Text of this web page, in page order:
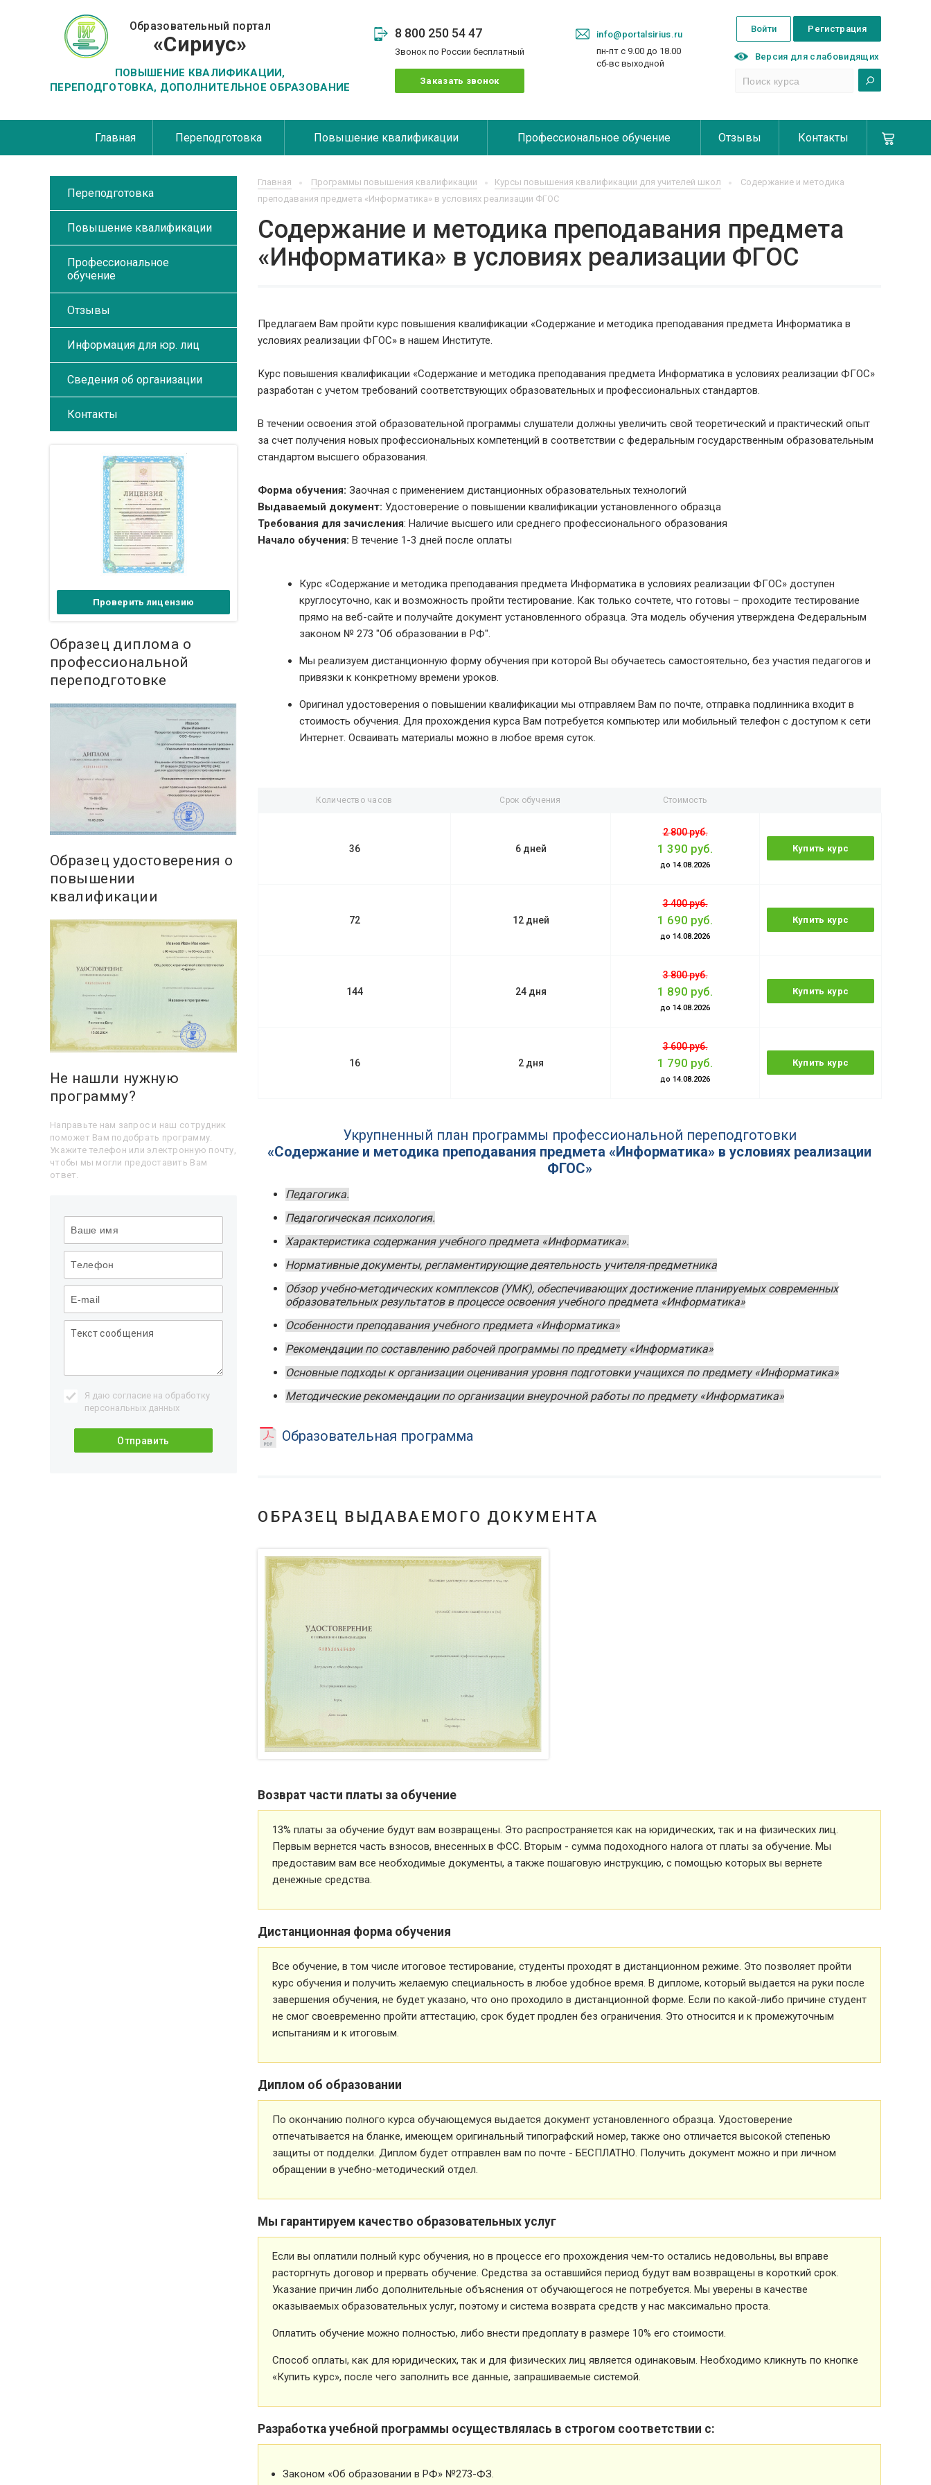
Образовательный портал
«Сириус»
ПОВЫШЕНИЕ КВАЛИФИКАЦИИ,
ПЕРЕПОДГОТОВКА, ДОПОЛНИТЕЛЬНОЕ ОБРАЗОВАНИЕ
8 800 250 54 47
Звонок по России бесплатный
Заказать звонок
info@portalsirius.ru
пн-пт с 9.00 до 18.00
сб-вс выходной
Регистрация
Войти
Версия для слабовидящих
Главная Переподготовка Повышение квалификации Профессиональное обучение Отзывы Контакты
Главная Программы повышения квалификации Курсы повышения квалификации для учителей школ
Содержание и методика
преподавания предмета «Информатика» в условиях реализации ФГОС
Содержание и методика преподавания предмета
«Информатика» в условиях реализации ФГОС
Предлагаем Вам пройти курс повышения квалификации «Содержание и методика преподавания предмета Информатика в
условиях реализации ФГОС» в нашем Институте.
Курс повышения квалификации «Содержание и методика преподавания предмета Информатика в условиях реализации ФГОС»
разработан с учетом требований соответствующих образовательных и профессиональных стандартов.
В течении освоения этой образовательной программы слушатели должны увеличить свой теоретический и практический опыт
за счет получения новых профессиональных компетенций в соответствии с федеральным государственным образовательным
стандартом высшего образования.
Форма обучения: Заочная с применением дистанционных образовательных технологий
Выдаваемый документ: Удостоверение о повышении квалификации установленного образца
Требования для зачисления: Наличие высшего или среднего профессионального образования
Начало обучения: В течение 1-3 дней после оплаты
Курс «Содержание и методика преподавания предмета Информатика в условиях реализации ФГОС» доступен
круглосуточно, как и возможность пройти тестирование. Как только сочтете, что готовы – проходите тестирование
прямо на веб-сайте и получайте документ установленного образца. Эта модель обучения утверждена Федеральным
законом № 273 "Об образовании в РФ".
Мы реализуем дистанционную форму обучения при которой Вы обучаетесь самостоятельно, без участия педагогов и
привязки к конкретному времени уроков.
Оригинал удостоверения о повышении квалификации мы отправляем Вам по почте, отправка подлинника входит в
стоимость обучения. Для прохождения курса Вам потребуется компьютер или мобильный телефон с доступом к сети
Интернет. Осваивать материалы можно в любое время суток.
Количество часов Срок обучения Стоимость
36 6 дней
2 800 руб.
1 390 руб.
до 14.08.2026
Купить курс
72 12 дней
3 400 руб.
1 690 руб.
до 14.08.2026
Купить курс
144 24 дня
3 800 руб.
1 890 руб.
до 14.08.2026
Купить курс
16 2 дня
3 600 руб.
1 790 руб.
до 14.08.2026
Купить курс
Укрупненный план программы профессиональной переподготовки
«Содержание и методика преподавания предмета «Информатика» в условиях реализации
ФГОС»
Педагогика.
Педагогическая психология.
Характеристика содержания учебного предмета «Информатика».
Нормативные документы, регламентирующие деятельность учителя-предметника
Обзор учебно-методических комплексов (УМК), обеспечивающих достижение планируемых современных
образовательных результатов в процессе освоения учебного предмета «Информатика»
Особенности преподавания учебного предмета «Информатика»
Рекомендации по составлению рабочей программы по предмету «Информатика»
Основные подходы к организации оценивания уровня подготовки учащихся по предмету «Информатика»
Методические рекомендации по организации внеурочной работы по предмету «Информатика»
Образовательная программа
ОБРАЗЕЦ ВЫДАВАЕМОГО ДОКУМЕНТА
Возврат части платы за обучение
13% платы за обучение будут вам возвращены. Это распространяется как на юридических, так и на физических лиц.
Первым вернется часть взносов, внесенных в ФСС. Вторым - сумма подоходного налога от платы за обучение. Мы
предоставим вам все необходимые документы, а также пошаговую инструкцию, с помощью которых вы вернете
денежные средства.
Дистанционная форма обучения
Все обучение, в том числе итоговое тестирование, студенты проходят в дистанционном режиме. Это позволяет пройти
курс обучения и получить желаемую специальность в любое удобное время. В дипломе, который выдается на руки после
завершения обучения, не будет указано, что оно проходило в дистанционной форме. Если по какой-либо причине студент
не смог своевременно пройти аттестацию, срок будет продлен без ограничения. Это относится и к промежуточным
испытаниям и к итоговым.
Диплом об образовании
По окончанию полного курса обучающемуся выдается документ установленного образца. Удостоверение
отпечатывается на бланке, имеющем оригинальный типографский номер, также оно отличается высокой степенью
защиты от подделки. Диплом будет отправлен вам по почте - БЕСПЛАТНО. Получить документ можно и при личном
обращении в учебно-методический отдел.
Мы гарантируем качество образовательных услуг
Если вы оплатили полный курс обучения, но в процессе его прохождения чем-то остались недовольны, вы вправе
расторгнуть договор и прервать обучение. Средства за оставшийся период будут вам возвращены в короткий срок.
Указание причин либо дополнительные объяснения от обучающегося не потребуется. Мы уверены в качестве
оказываемых образовательных услуг, поэтому и система возврата средств у нас максимально проста.
Оплатить обучение можно полностью, либо внести предоплату в размере 10% его стоимости.
Способ оплаты, как для юридических, так и для физических лиц является одинаковым. Необходимо кликнуть по кнопке
«Купить курс», после чего заполнить все данные, запрашиваемые системой.
Разработка учебной программы осуществлялась в строгом соответствии с:
Законом «Об образовании в РФ» №273-ФЗ.
Переподготовка
Повышение квалификации
Профессиональное
обучение
Отзывы
Информация для юр. лиц
Сведения об организации
Контакты
Проверить лицензию
Образец диплома о
профессиональной
переподготовке
Образец удостоверения о
повышении
квалификации
Не нашли нужную
программу?
Направьте нам запрос и наш сотрудник
поможет Вам подобрать программу.
Укажите телефон или электронную почту,
чтобы мы могли предоставить Вам
ответ.
Я даю согласие на обработку
персональных данных